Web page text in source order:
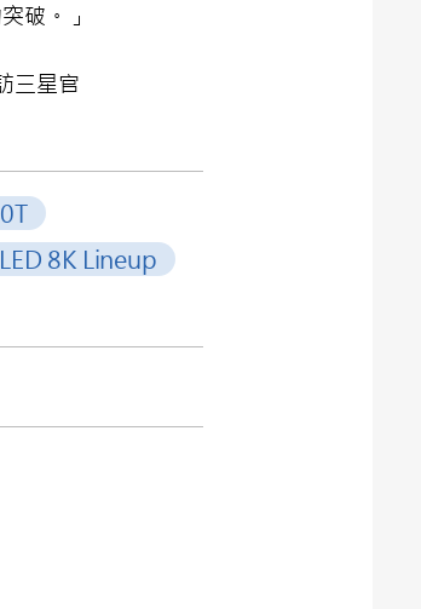
破。」
三星官
8K Lineup